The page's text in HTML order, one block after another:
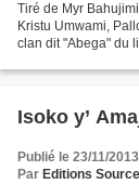
Tiré de Myr
Kristu Umwami,
clan dit "Abega" du
Isoko y’
Publié le 23/11/
Par Editions